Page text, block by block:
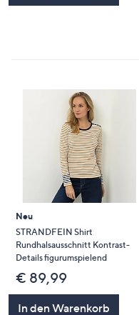
Neu
STRANDFEIN Shirt
Rundhalsausschnitt Kontrast-
Details figurumspielend
€ 89,99
In den Warenkorb